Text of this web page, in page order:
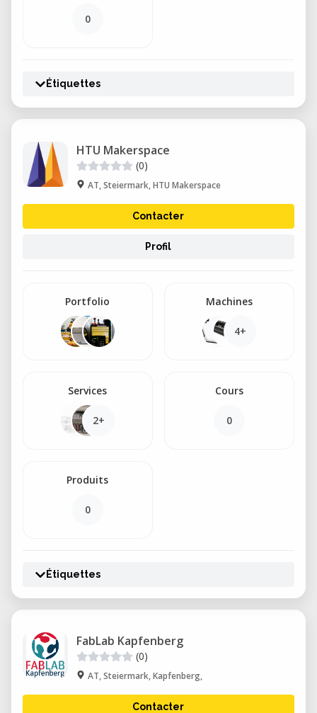
0
Étiquettes
HTU Makerspace
(0)
AT, Steiermark, HTU Makerspace
Contacter
Profil
Portfolio Machines
4+
Services
2+
Cours
0
Produits
0
Étiquettes
FabLab Kapfenberg
(0)
AT, Steiermark, Kapfenberg,
Contacter